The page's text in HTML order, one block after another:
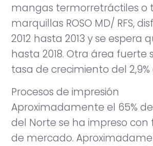
mangas termorretráctiles o
marquillas ROSO MD/ RFS,
2012 hasta 2013 y se
hasta 2018. Otra área
tasa de crecimiento del
Procesos de impresión
Aproximadamente el 65%
del Norte se ha impreso
de mercado.